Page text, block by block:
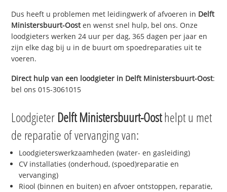
Dus heeft u problemen met leidingwerk of afvoeren in Delft
Ministersbuurt-Oosten wenst snel hulp, bel ons. Onze
loodgieters werken 24 uur per dag, 365 dagen per jaar en
zijn elke dag bij u in de buurt om spoedreparaties uit te
voeren.
Direct hulp van een loodgieter in Delft Ministersbuurt-Oost:
bel ons 015-3061015
Loodgieter Delft Ministersbuurt-Oosthelpt u met
de reparatie of vervanging van:
Loodgieterswerkzaamheden (water- en gasleiding)
CV installaties (onderhoud, (spoed)reparatie en
vervanging)
Riool (binnen en buiten) en afvoer ontstoppen, reparatie,